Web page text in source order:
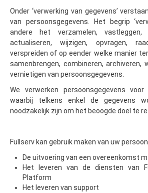
Onder ‘verwerking van gegevens’
van persoonsgegevens. Het begrip
andere het verzamelen, vastleggen,
actualiseren, wijzigen, opvragen,
verspreiden of op eender welke manier
samenbrengen, combineren, archiveren,
vernietigen van persoonsgegevens.
We verwerken persoonsgegevens voor
waarbij telkens enkel de gegevens
noodzakelijk zijn om het beoogde doel te
Fullserv kan gebruik maken van uw
De uitvoering van een overeenkomst
Het leveren van de diensten van
Platform
Het leveren van support